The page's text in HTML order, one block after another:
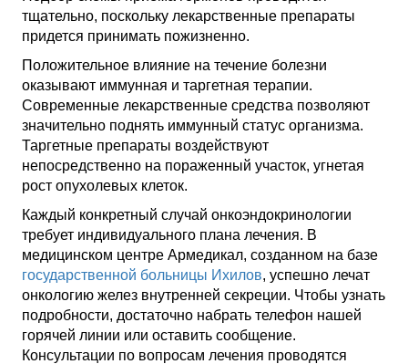
тщательно, поскольку лекарственные препараты
придется принимать пожизненно.
Положительное влияние на течение болезни
оказывают иммунная и таргетная терапии.
Современные лекарственные средства позволяют
значительно поднять иммунный статус организма.
Таргетные препараты воздействуют
непосредственно на пораженный участок, угнетая
рост опухолевых клеток.
Каждый конкретный случай онкоэндокринологии
требует индивидуального плана лечения. В
медицинском центре Армедикал, созданном на базе
государственной больницы Ихилов, успешно лечат
онкологию желез внутренней секреции. Чтобы узнать
подробности, достаточно набрать телефон нашей
горячей линии или оставить сообщение.
Консультации по вопросам лечения проводятся